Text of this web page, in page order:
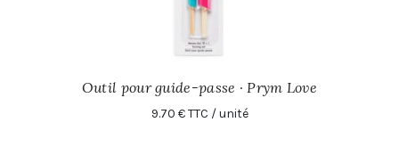
Outil pour guide-passe · Prym Love
9.70 € TTC / unité